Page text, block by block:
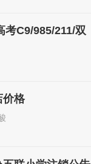
考C9/985/211/双
价格